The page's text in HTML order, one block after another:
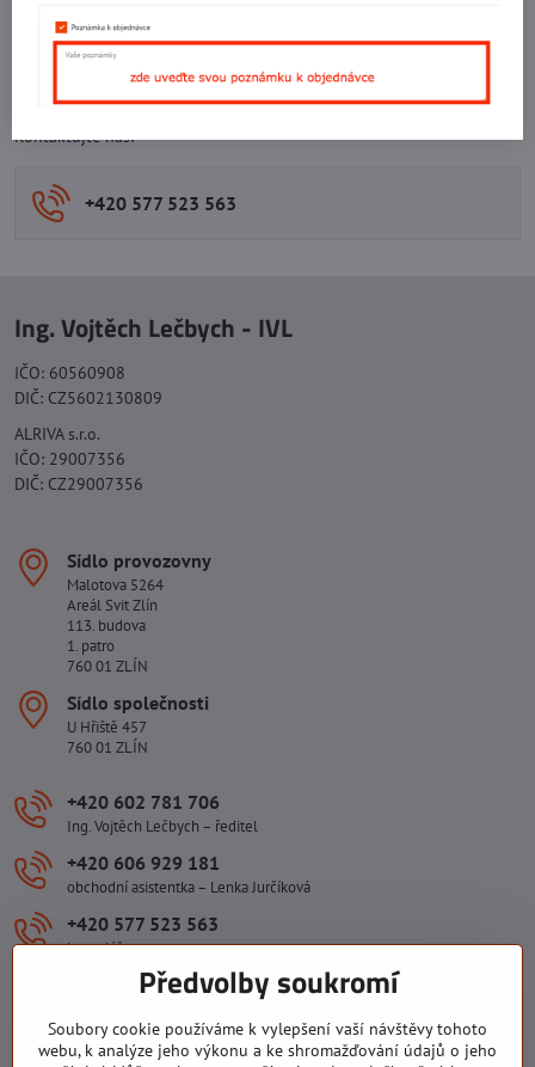
FacebookTwitterBlueskyPinterestReddit LinkedInWhatsApp
E-
Potřebujete poradit s objednávkou?
Kontaktujte nás:
+420 577 523 563
Ing. Vojtěch Lečbych - IVL
IČO: 60560908
DIČ: CZ5602130809
ALRIVA s.r.o.
IČO: 29007356
DIČ: CZ29007356
Sídlo provozovny
Malotova 5264
Areál Svit Zlín
113. budova
1. patro
760 01 ZLÍN
Sídlo společnosti
U Hřiště 457
760 01 ZLÍN
+420 602 781 706
Ing. Vojtěch Lečbych – ředitel
+420 606 929 181
obchodní asistentka – Lenka Jurčíková
+420 577 523 563
kancelář
ivlecbych​@seznam​.cz
Důležité odkazy
Předvolby soukromí
Soubory cookie používáme k vylepšení vaší návštěvy tohoto
webu, k analýze jeho výkonu a ke shromažďování údajů o jeho